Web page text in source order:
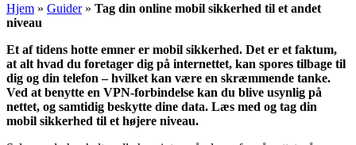
Hjem » Guider» Tag din online mobil sikkerhed til et andet
niveau
Et af tidens hotte emner er mobil sikkerhed. Det er et faktum,
at alt hvad du foretager dig på internettet, kan spores tilbage til
dig og din telefon – hvilket kan være en skræmmende tanke.
Ved at benytte en VPN-forbindelse kan du blive usynlig på
nettet, og samtidig beskytte dine data. Læs med og tag din
mobil sikkerhed til et højere niveau.